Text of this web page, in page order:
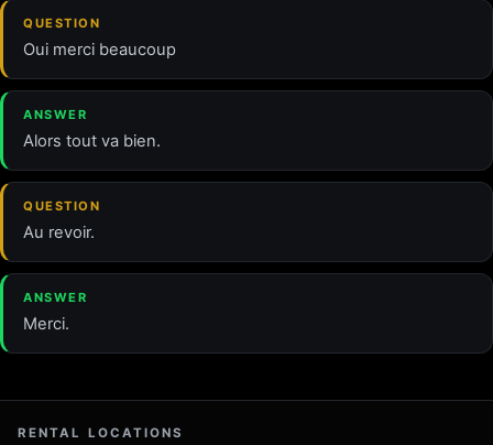
QUESTION
Oui merci beaucoup
ANSWER
Alors tout va bien.
QUESTION
Au revoir.
ANSWER
Merci.
RENTAL LOCATIONS